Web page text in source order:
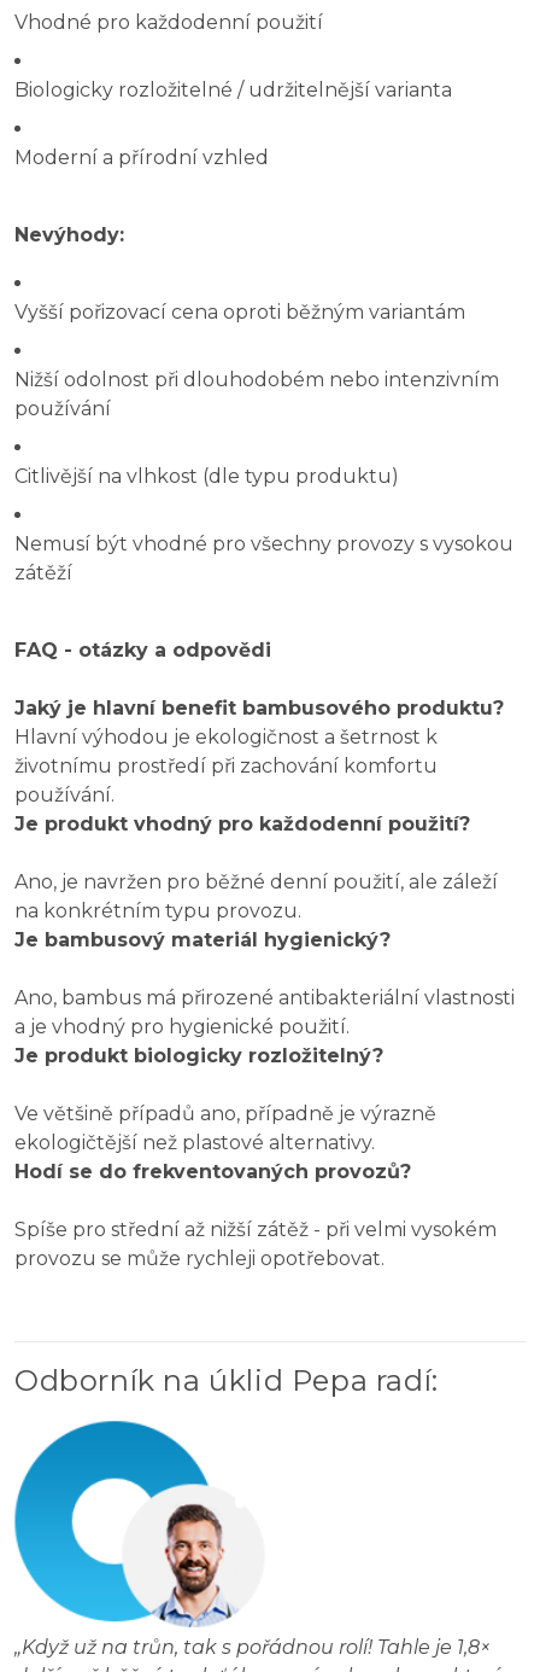
Vhodné pro každodenní použití
Biologicky rozložitelné / udržitelnější varianta
Moderní a přírodní vzhled
Nevýhody:
Vyšší pořizovací cena oproti běžným variantám
Nižší odolnost při dlouhodobém nebo intenzivním
používání
Citlivější na vlhkost (dle typu produktu)
Nemusí být vhodné pro všechny provozy s vysokou
zátěží
FAQ - otázky a odpovědi
Jaký je hlavní benefit bambusového produktu?
Hlavní výhodou je ekologičnost a šetrnost k
životnímu prostředí při zachování komfortu
používání.
Je produkt vhodný pro každodenní použití?
Ano, je navržen pro běžné denní použití, ale záleží
na konkrétním typu provozu.
Je bambusový materiál hygienický?
Ano, bambus má přirozené antibakteriální vlastnosti
a je vhodný pro hygienické použití.
Je produkt biologicky rozložitelný?
Ve většině případů ano, případně je výrazně
ekologičtější než plastové alternativy.
Hodí se do frekventovaných provozů?
Spíše pro střední až nižší zátěž - při velmi vysokém
provozu se může rychleji opotřebovat.
Odborník na úklid Pepa radí:
„Když už na trůn, tak s pořádnou rolí! Tahle je 1,8×